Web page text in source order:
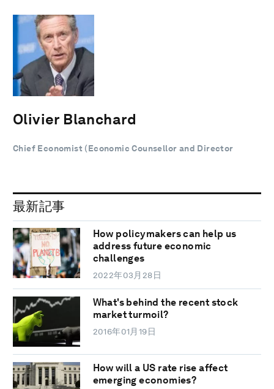
Olivier Blanchard
Chief Economist (Economic Counsellor and Director
最新記事
How policymakers can help us
address future economic
challenges
2022年03月28日
What's behind the recent stock
market turmoil?
2016年01月19日
How will a US rate rise affect
emerging economies?